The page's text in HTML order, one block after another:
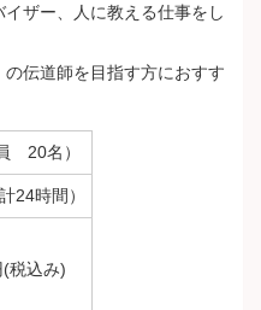
ザー、人に教える仕事をし
伝道師を目指す方におすす
20名）
24時間）
税込み)